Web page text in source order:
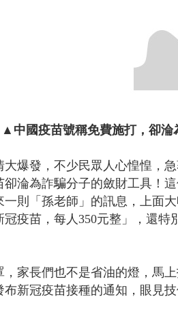
▲中國疫苗號稱免費施打，卻淪
大爆發，不少民眾人心惶惶，
卻淪為詐騙分子的斂財工具！
一則「孫老師」的訊息，上面
疫苗，每人350元整」， 還特
，家長們也不是省油的燈，馬
布新冠疫苗接種的通知，眼見